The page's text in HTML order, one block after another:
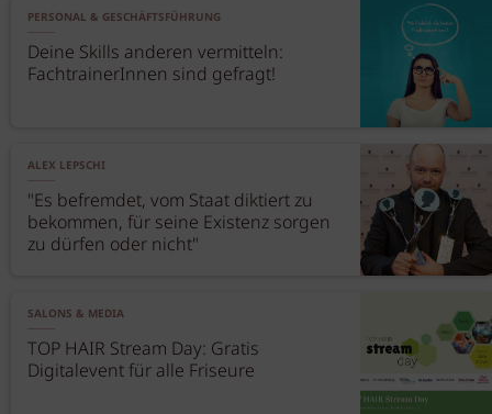
PERSONAL & GESCHÄFTSFÜHRUNG
Deine Skills anderen vermitteln:
FachtrainerInnen sind gefragt!
ALEX LEPSCHI
"Es befremdet, vom Staat diktiert zu
bekommen, für seine Existenz sorgen
zu dürfen oder nicht"
SALONS & MEDIA
TOP HAIR Stream Day: Gratis
Digitalevent für alle Friseure